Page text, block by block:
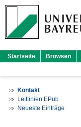
Startseite Browsen
Kontakt
Leitlinien EPub
Neueste Einträge